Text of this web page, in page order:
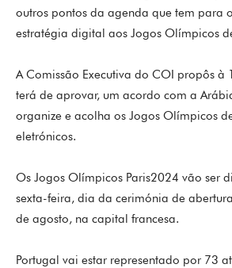
outros pontos da agenda que tem para
estratégia digital aos Jogos Olímpicos
A Comissão Executiva do COI propôs à
terá de aprovar, um acordo com a
organize e acolha os Jogos Olímpicos
eletrónicos.
Os Jogos Olímpicos Paris2024 vão ser
sexta-feira, dia da cerimónia de
de agosto, na capital francesa.
Portugal vai estar representado por 73